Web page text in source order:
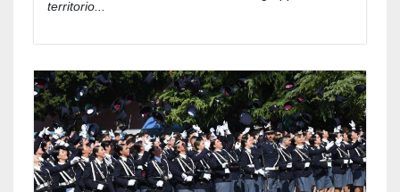
territorio...